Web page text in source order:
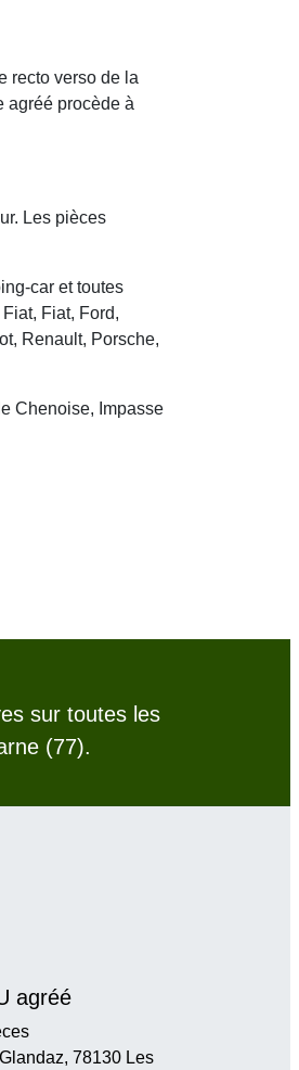
recto verso de la
agréé procède à
Les pièces
car et toutes
Fiat, Ford,
Renault, Porsche,
Chenoise, Impasse
sur toutes les
(77).
agréé
78130 Les